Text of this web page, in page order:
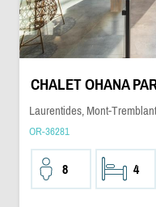
CHALET OHANA
Laurentides, Mont-Tremblant
OR-36281
8 4